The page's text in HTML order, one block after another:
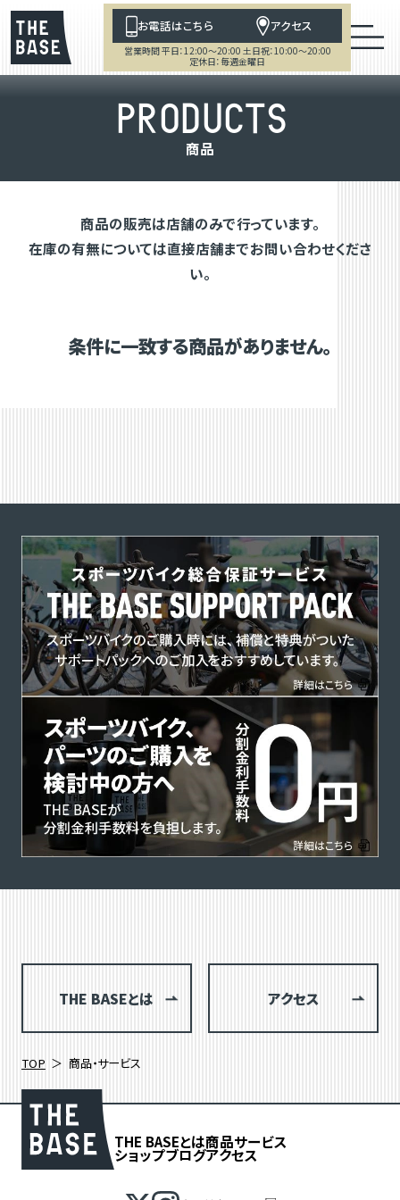
お電話はこちら アクセス
営業時間 平日：12:00～20:00 土日祝：10:00～20:00
定休日：毎週金曜日
PRODUCTS
商品
商品の販売は店舗のみで行っています。
在庫の有無については直接店舗までお問い合わせくださ
い。
条件に一致する商品がありません。
THE BASEとは アクセス
TOP 商品・サービス
THE BASEとは商品サービス
ショップブログアクセス